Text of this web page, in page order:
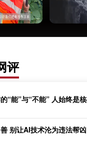
评
“能”与“不能” 人始终是
别让AI技术沦为违法帮凶